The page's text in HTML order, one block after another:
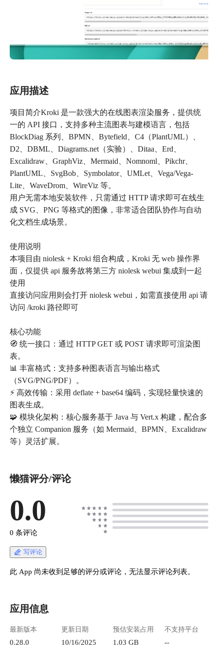
应用描述
项目简介Kroki 是一款强大的在线图表渲染服务，提供统
一的 API 接口，支持多种主流图表与建模语言，包括
BlockDiag 系列、BPMN、Bytefield、C4（PlantUML）、
D2、DBML、Diagrams.net（实验）、Ditaa、Erd、
Excalidraw、GraphViz、Mermaid、Nomnoml、Pikchr、
PlantUML、SvgBob、Symbolator、UMLet、Vega/Vega-
Lite、WaveDrom、WireViz 等。
用户无需本地安装软件，只需通过 HTTP 请求即可在线生
成 SVG、PNG 等格式的图像，非常适合团队协作与自动
化文档生成场景。
使用说明
本项目由 niolesk + Kroki 组合构成，Kroki 无 web 操作界
面，仅提供 api 服务故将第三方 niolesk webui 集成到一起
使用
直接访问应用则会打开 niolesk webui，如需直接使用 api 请
访问 /kroki 路径即可
核心功能
🧭 统一接口：通过 HTTP GET 或 POST 请求即可渲染图
表。
📊 丰富格式：支持多种图表语言与输出格式
（SVG/PNG/PDF）。
⚡ 高效传输：采用 deflate + base64 编码，实现轻量快速的
图表生成。
🧩 模块化架构：核心服务基于 Java 与 Vert.x 构建，配合多
个独立 Companion 服务（如 Mermaid、BPMN、Excalidraw
等）灵活扩展。
懒猫评分/评论
0.0
0 条评论
写评论
此 App 尚未收到足够的评分或评论，无法显示评论列表。
应用信息
最新版本
0.28.0
更新日期
10/16/2025
预估安装占用
1.03 GB
不支持平台
--